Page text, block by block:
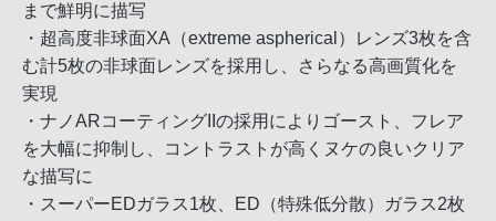
まで鮮明に描写
・超高度非球面XA（extreme aspherical）レンズ3枚を含
む計5枚の非球面レンズを採用し、さらなる高画質化を
実現
・ナノARコーティングIIの採用によりゴースト、フレア
を大幅に抑制し、コントラストが高くヌケの良いクリア
な描写に
・スーパーEDガラス1枚、ED（特殊低分散）ガラス2枚